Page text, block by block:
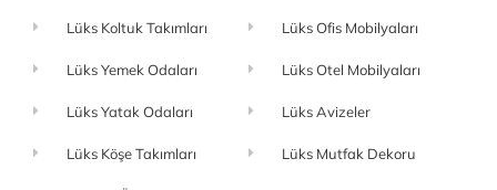
Lüks Koltuk Takımları
Lüks Yemek Odaları
Lüks Yatak Odaları
Lüks Köşe Takımları
Lüks Ofis Mobilyaları
Lüks Otel Mobilyaları
Lüks Avizeler
Lüks Mutfak Dekoru